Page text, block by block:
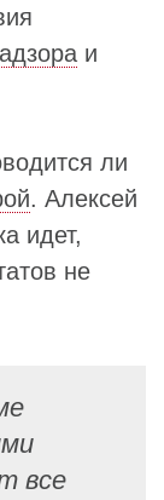
и
ли
. Алексей
идет,
не
все